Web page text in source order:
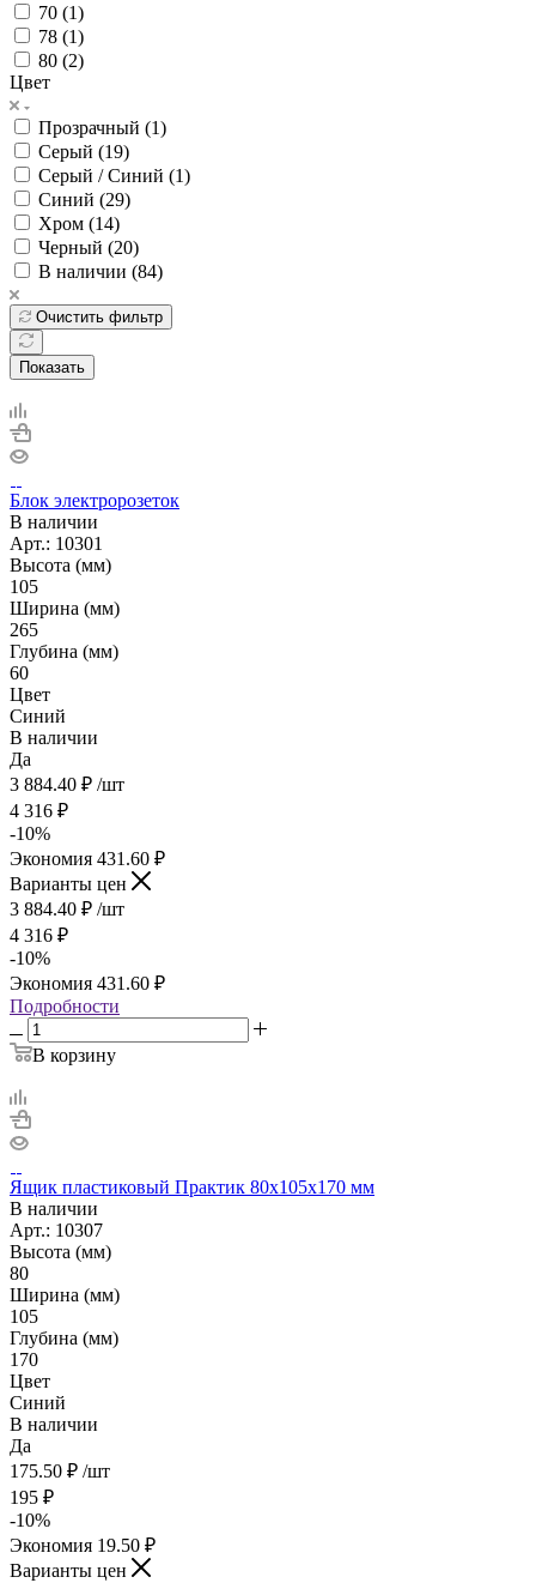
70 (1)
78 (1)
80 (2)
Цвет
Прозрачный (1)
Серый (19)
Серый / Синий (1)
Синий (29)
Хром (14)
Черный (20)
В наличии (84)
Очистить фильтр
Показать
Блок электророзеток
В наличии
Арт.: 10301
Высота (мм)
105
Ширина (мм)
265
Глубина (мм)
60
Цвет
Синий
В наличии
Да
3 884.40 ₽ /шт
4 316 ₽
-10%
Экономия 431.60 ₽
Варианты цен
3 884.40 ₽ /шт
4 316 ₽
-10%
Экономия 431.60 ₽
Подробности
В корзину
Ящик пластиковый Практик 80х105х170 мм
В наличии
Арт.: 10307
Высота (мм)
80
Ширина (мм)
105
Глубина (мм)
170
Цвет
Синий
В наличии
Да
175.50 ₽ /шт
195 ₽
-10%
Экономия 19.50 ₽
Варианты цен